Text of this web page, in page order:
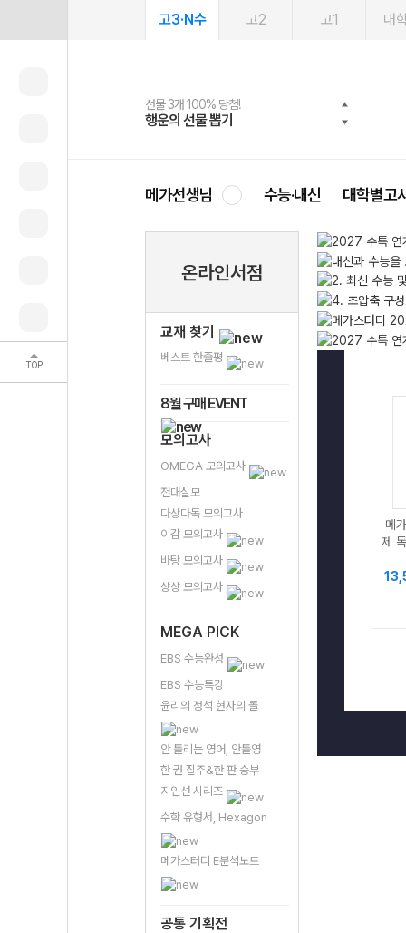
TOP
고3·N수 고2 고1 대
선물 3개 100% 당첨!
행운의 선물 뽑기
선물 100% 증정!
메가스터디 X 올리브
여름방학 스터디 캐시백
메가런 썸머스쿨
2027 러셀 단과
강사 공개선발
스마트러닝앱
설문 EVENT
메가패스
3일 무료 체험권
메가패스 수강생 무료혜택!
메가클럽 멤버십
사회공헌 캠페인
희망이룸 메가나눔
메가선생님 수능·내신 대학별고
온라인서점
교재 찾기
베스트 한줄평
8월 구매 EVENT
모의고사
OMEGA 모의고사
전대실모
다상다독 모의고사
이감 모의고사
바탕 모의고사
상상 모의고사
MEGA PICK
EBS 수능완성
EBS 수능특강
윤리의 정석 현자의 돌
안 틀리는 영어, 안틀영
한 권 질주&한 판 승부
지인선 시리즈
수학 유형서, Hexagon
메가스터디 E분석노트
공통 기획전
메
제